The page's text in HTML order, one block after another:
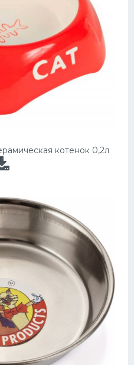
котенок 0,2л